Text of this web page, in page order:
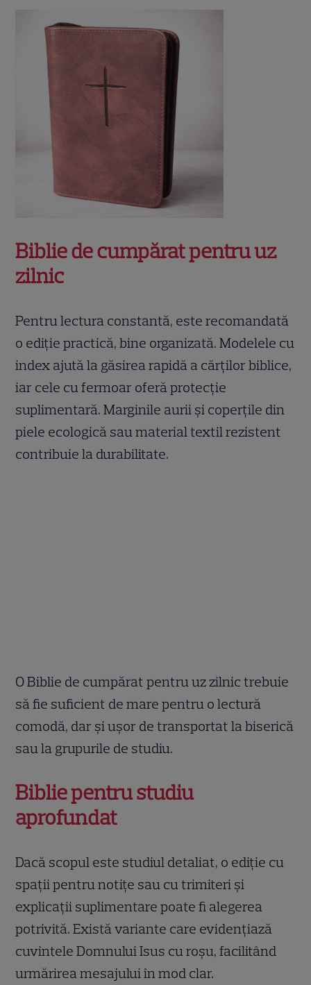
Biblie de cumpăratpentru uz
zilnic
Pentru lectura constantă, este recomandată
o ediție practică, bine organizată. Modelele cu
index ajută la găsirea rapidă a cărților biblice,
iar cele cu fermoar oferă protecție
suplimentară. Marginile aurii și coperțile din
piele ecologică sau material textil rezistent
contribuie la durabilitate.
O Biblie de cumpărat pentru uz zilnic trebuie
să fie suficient de mare pentru o lectură
comodă, dar și ușor de transportat la biserică
sau la grupurile de studiu.
Biblie pentru studiu
aprofundat
Dacă scopul este studiul detaliat, o ediție cu
spații pentru notițe sau cu trimiteri și
explicații suplimentare poate fi alegerea
potrivită. Există variante care evidențiază
cuvintele Domnului Isus cu roșu, facilitând
urmărirea mesajului în mod clar.